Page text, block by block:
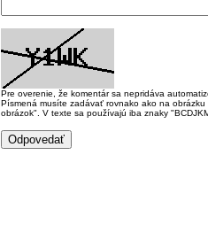
Pre overenie, že komentár sa nepridáva
Písmená musíte zadávať rovnako ako na
obrázok". V texte sa používajú iba znaky